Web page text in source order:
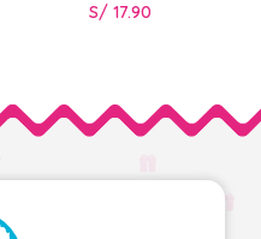
S/ 17.90